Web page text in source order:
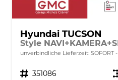
Hyundai TUCSON
unverbindliche Lieferzeit: SOFORT
Fahrzeugnr. 351086